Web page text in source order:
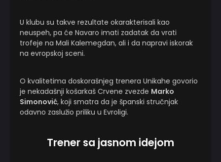
U klubu su takve rezultate okarakterisali kao
neuspeh, pa će Navaro imati zadatak da vrati
trofeje na Mali Kalemegdan, ali i da napravi iskorak
na evropskoj sceni.
O kvalitetima doskorašnjeg trenera Unikahe govorio
je nekadašnji košarkaš Crvene zvezde Marko
Simonović, koji smatra da je španski stručnjak
odavno zaslužio priliku u Evroligi.
Trener sa jasnom idejom